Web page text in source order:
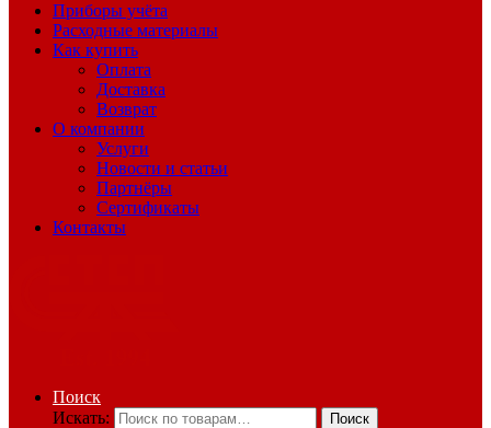
Приборы учёта
Расходные материалы
Как купить
Оплата
Доставка
Возврат
О компании
Услуги
Новости и статьи
Партнёры
Сертификаты
Контакты
Поиск
Искать:
Поиск